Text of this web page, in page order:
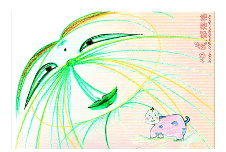
宗師教育觀